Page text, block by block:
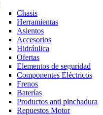
Chasis
Herramientas
Asientos
Accesorios
Hidráulica
Ofertas
Elementos de seguridad
Componentes Eléctricos
Frenos
Baterías
Productos anti pinchadura
Repuestos Motor